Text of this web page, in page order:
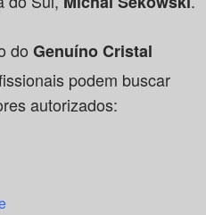
do Genuíno Cristal
podem buscar
autorizados: